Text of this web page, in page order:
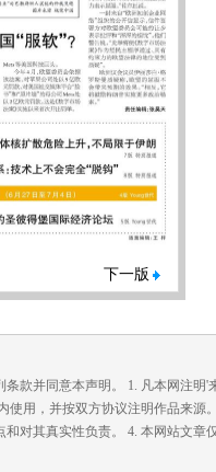
下一版
款并同意本声明。 1. 凡本网注
使用，并按双方协议注明作品来
对其真实性负责。 4. 本网站文